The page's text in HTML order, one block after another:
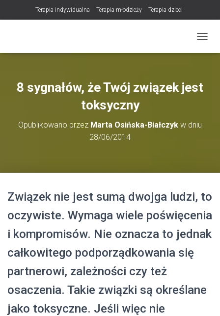
Terapia indywidualna Terapia młodzieży Terapia dzieci
NOWOŚĆ! Trening Komunikacji dla Par
LET Me Go! – Ekspresowa Terapia Lęku (IET)
Konsultacje rodzicielskie
8 sygnałów, że Twój związek jest
toksyczny
Opublikowano przez Marta Osińska-Białczyk w dniu
28/06/2014
Związek nie jest sumą dwojga ludzi, to
oczywiste. Wymaga wiele poświęcenia
i kompromisów. Nie oznacza to jednak
całkowitego podporządkowania się
partnerowi, zależności czy też
osaczenia. Takie związki są określane
jako toksyczne. Jeśli więc nie